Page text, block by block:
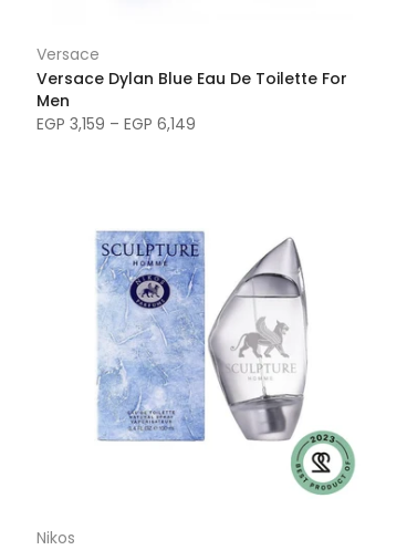
Versace
Versace Dylan Blue Eau De Toilette For
Men
EGP 3,159 – EGP 6,149
Nikos